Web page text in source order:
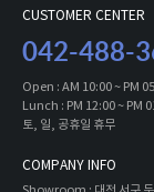
CUSTOMER CENTER
042-488-
Open : AM 10:00 ~ PM
Lunch : PM 12:00 ~ PM
토, 일, 공휴일 휴무
COMPANY INFO